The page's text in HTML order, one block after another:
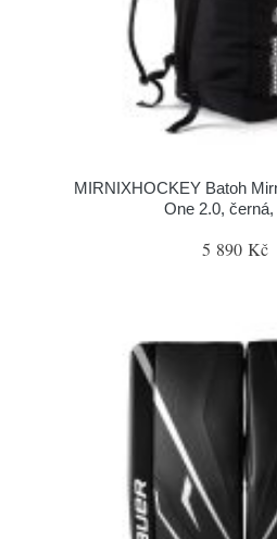
MIRNIXHOCKEY Batoh
One 2.0, černá,
5 890 Kč